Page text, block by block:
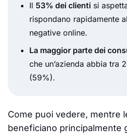
Il 53% dei clienti si
rispondano rapidamente
negative online.
La maggior parte dei
che un’azienda abbia tra
(59%).
Come puoi vedere, mentre
beneficiano principalmente